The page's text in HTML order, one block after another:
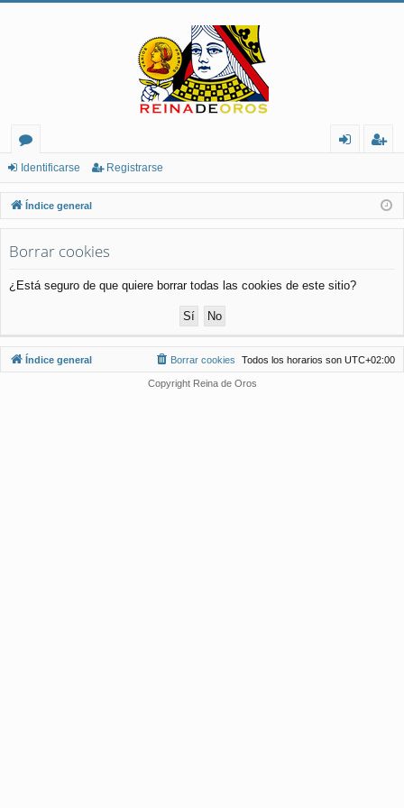
or
os
nt
ifi
rs
ist
ra
Identificarse Registrarse
Índice general
Borrar cookies
¿Está seguro de que quiere borrar todas las cookies de este sitio?
Índice general Todos los horarios son UTC+02:00
Borrar cookies
Copyright Reina de Oros